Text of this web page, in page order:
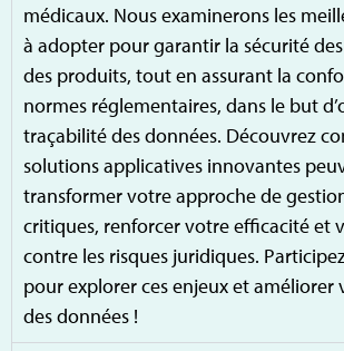
médicaux. Nous examinerons les
à adopter pour garantir la sécurité
des produits, tout en assurant la
normes réglementaires, dans le but
traçabilité des données. Découvrez
solutions applicatives innovantes
transformer votre approche de
critiques, renforcer votre efficacité et
contre les risques juridiques.
pour explorer ces enjeux et améliorer
des données !